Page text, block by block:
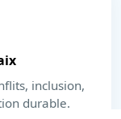
inclusion,
durable.